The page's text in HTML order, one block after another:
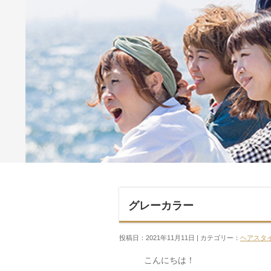
グレーカラー
投稿日：2021年11月11日 | カテゴリー： ヘアスタ
こんにちは！